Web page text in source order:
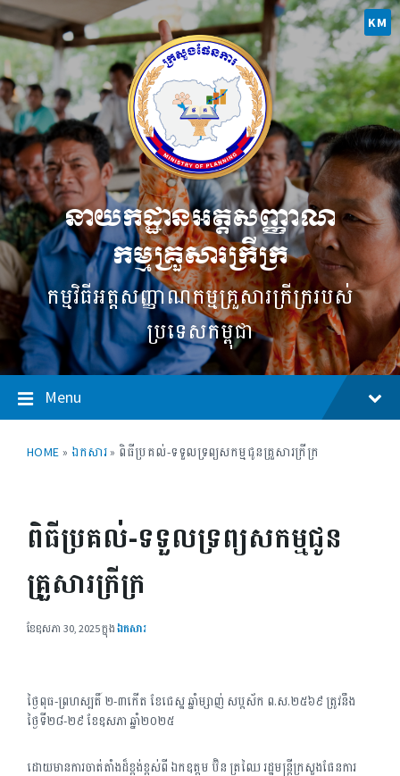
Skip
to
content
Skip
to
main
navigation
Skip
to
footer
KM
នាយកដ្ឋានអត្តសញ្ញាណ
កម្មគ្រួសារក្រីក្រ
កម្មវិធី​អត្តសញ្ញាណ​កម្ម​គ្រួសារ​ក្រីក្ររបស់
ប្រទេសកម្ពុជា
Menu
HOME »ឯកសារ» ពិធីប្រគល់-ទទួលទ្រព្យសកម្មជូនគ្រួសារក្រីក្រ
ពិធីប្រគល់-ទទួលទ្រព្យសកម្មជូន
គ្រួសារក្រីក្រ
ខែ​ឧសភា 30, 2025ក្នុង ឯកសារ
ថ្ងៃពុធ-ព្រហស្បតិ៍ ២-៣កើត ខែជេស្ឋ ឆ្នាំម្សាញ់ សប្តស័ក ព.ស.២៥៦៩ ត្រូវនឹង
ថ្ងៃទី២៨-២៩ ខែឧសភា ឆ្នាំ២០២៥
ដោយមានការចាត់តាំងដ៏ខ្ពង់ខ្ពស់ពី ឯកឧត្តម ប៊ិន ត្រឈៃ រដ្ឋមន្ត្រីក្រសួងផែនការ